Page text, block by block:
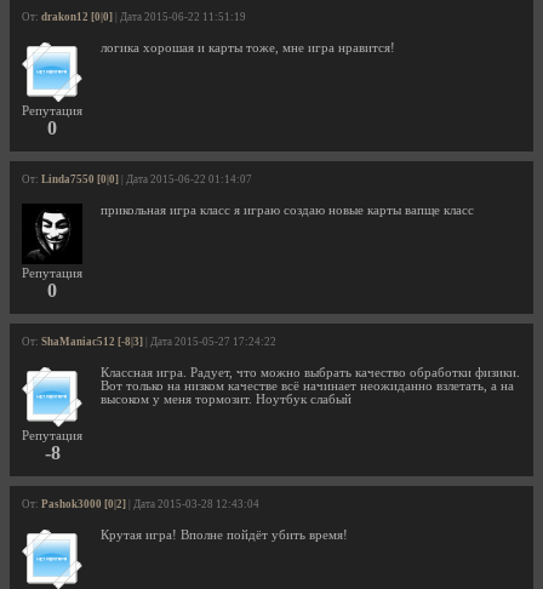
От: drakon12 [0|0] | Дата 2015-06-22 11:51:19
Репутация
0
логика хорошая и карты тоже, мне игра нравится!
От: Linda7550 [0|0] | Дата 2015-06-22 01:14:07
Репутация
0
прикольная игра класс я играю создаю новые карты вапще класс
От: ShaManiac512 [-8|3] | Дата 2015-05-27 17:24:22
Репутация
-8
Классная игра. Радует, что можно выбрать качество обработки физики.
Вот только на низком качестве всё начинает неожиданно взлетать, а на
высоком у меня тормозит. Ноутбук слабый
От: Pashok3000 [0|2] | Дата 2015-03-28 12:43:04
Крутая игра! Вполне пойдёт убить время!